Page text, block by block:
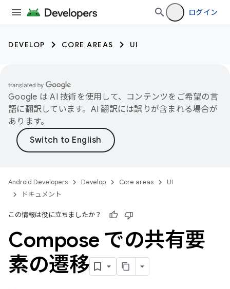
ログイン
DEVELOP CORE AREAS UI
Google は AI 技術を使用して、コンテンツをご希望の言
語に翻訳しています。AI 翻訳には誤りが含まれる場合が
あります。
Android Developers Develop Core areas
UI
ドキュメント
この情報は役に立ちましたか？
Compose での共有要
素の遷移